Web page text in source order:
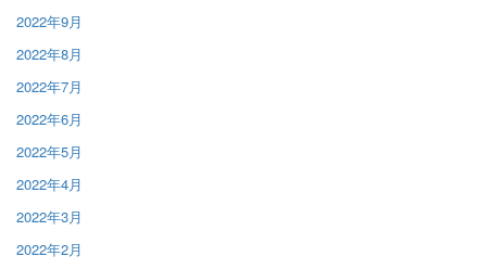
2022年9月
2022年8月
2022年7月
2022年6月
2022年5月
2022年4月
2022年3月
2022年2月